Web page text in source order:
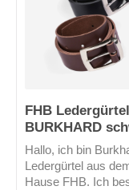
FHB Ledergürtel
BURKHARD
Hallo, ich bin
Ledergürtel aus
Hause FHB. Ich